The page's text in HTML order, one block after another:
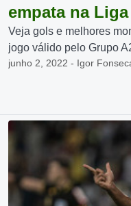
empata na
Veja gols e melhores
jogo válido pelo Grupo
junho 2, 2022 - Igor